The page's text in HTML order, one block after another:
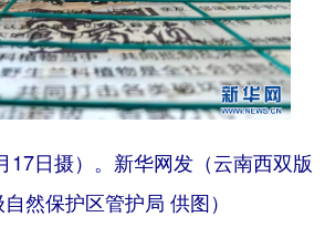
17日摄）。新华网发（云南西双版
然保护区管护局 供图）